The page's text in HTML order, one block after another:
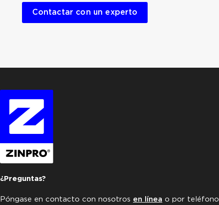
Contactar con un experto
¿Preguntas?
Póngase en contacto con nosotros en línea o por teléfono